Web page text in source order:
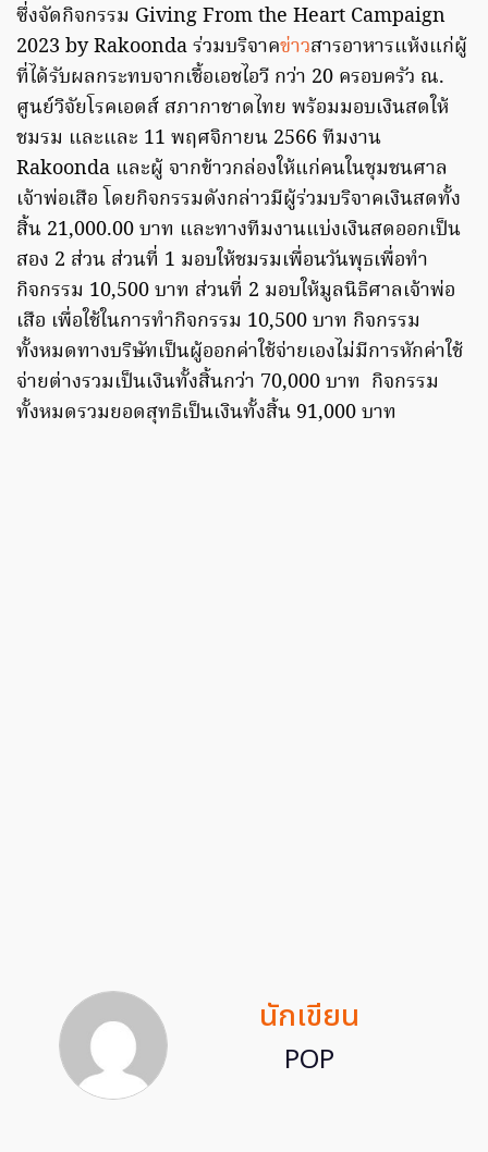
ซึ่งจัดกิจกรรม Giving From the Heart Campaign
2023 by Rakoonda ร่วมบริจาคข่าวสารอาหารแห้งแก่ผู้
ที่ได้รับผลกระทบจากเชื้อเอชไอวี กว่า 20 ครอบครัว ณ.
ศูนย์วิจัยโรคเอดส์ สภากาชาดไทย พร้อมมอบเงินสดให้
ชมรม และและ 11 พฤศจิกายน 2566 ทีมงาน
Rakoonda และผู้ จากข้าวกล่องให้แก่คนในชุมชนศาล
เจ้าพ่อเสือ โดยกิจกรรมดังกล่าวมีผู้ร่วมบริจาคเงินสดทั้ง
สิ้น 21,000.00 บาท และทางทีมงานแบ่งเงินสดออกเป็น
สอง 2 ส่วน ส่วนที่ 1 มอบให้ชมรมเพื่อนวันพุธเพื่อทำ
กิจกรรม 10,500 บาท ส่วนที่ 2 มอบให้มูลนิธิศาลเจ้าพ่อ
เสือ เพื่อใช้ในการทำกิจกรรม 10,500 บาท กิจกรรม
ทั้งหมดทางบริษัทเป็นผู้ออกค่าใช้จ่ายเองไม่มีการหักค่าใช้
จ่ายต่างรวมเป็นเงินทั้งสิ้นกว่า 70,000 บาท กิจกรรม
ทั้งหมดรวมยอดสุทธิเป็นเงินทั้งสิ้น 91,000 บาท
นักเขียน
POP